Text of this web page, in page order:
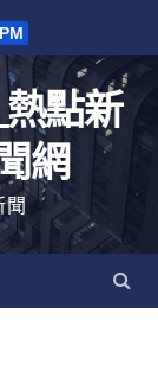
點新
網
聞